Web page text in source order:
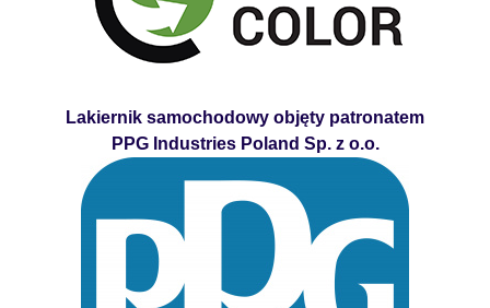
Lakiernik samochodowy objęty patronatem
PPG Industries Poland Sp. z o.o.